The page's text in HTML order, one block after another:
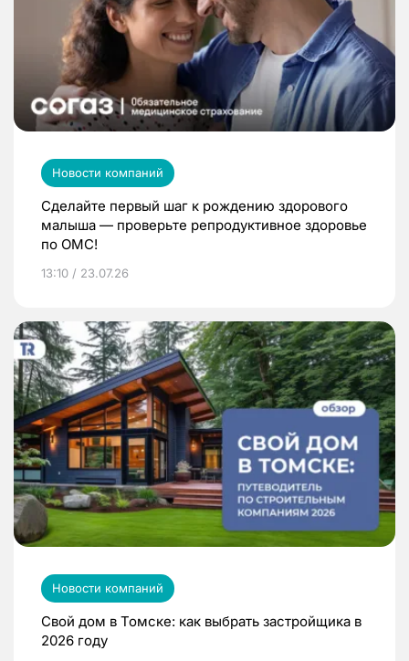
Новости компаний
Сделайте первый шаг к рождению здорового
малыша — проверьте репродуктивное здоровье
по ОМС!
13:10 / 23.07.26
Новости компаний
Свой дом в Томске: как выбрать застройщика в
2026 году